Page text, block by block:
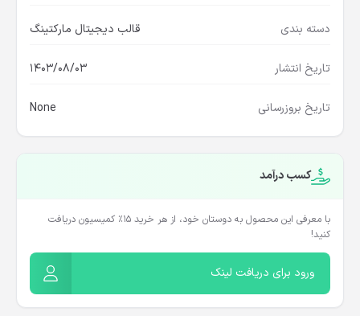
دسته بندی قالب دیجیتال مارکتینگ
تاریخ انتشار 1403/08/03
تاریخ بروزرسانی None
کسب درآمد
با معرفی این محصول به دوستان خود، از هر خرید ۱۵٪ کمیسیون دریافت
کنید!
ورود برای دریافت لینک